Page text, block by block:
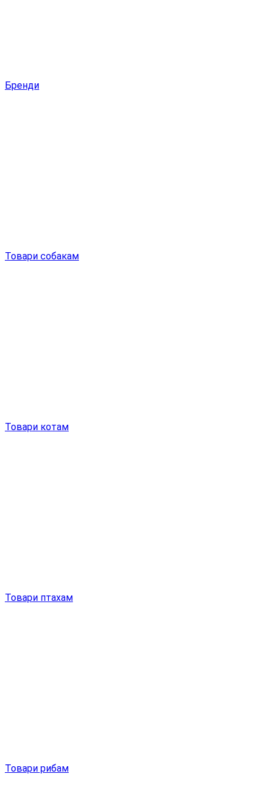
Бренди
Товари собакам
Товари котам
Товари птахам
Товари рибам